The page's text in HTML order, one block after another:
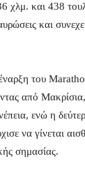
και 438
και
του
από
ενώ η
να γίνεται
σημασίας.